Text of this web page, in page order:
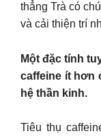
thẳng Trà có
và cải thiện trí
Một đặc tính
caffeine ít hơn
hệ thần kinh.
Tiêu thụ